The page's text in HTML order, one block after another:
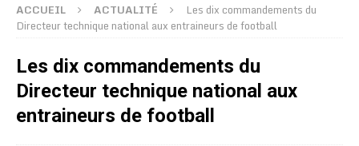
ACCUEIL ACTUALITÉ
Les dix commandements du
Directeur technique national aux entraineurs de football
Les dix commandements du
Directeur technique national aux
entraineurs de football